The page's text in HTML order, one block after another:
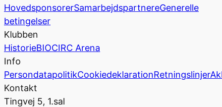
HovedsponsorerSamarbejdspartnereGenerelle
betingelser
Klubben
HistorieBIOCIRC Arena
Info
PersondatapolitikCookiedeklarationRetningslinjer
Kontakt
Tingvej 5, 1.sal